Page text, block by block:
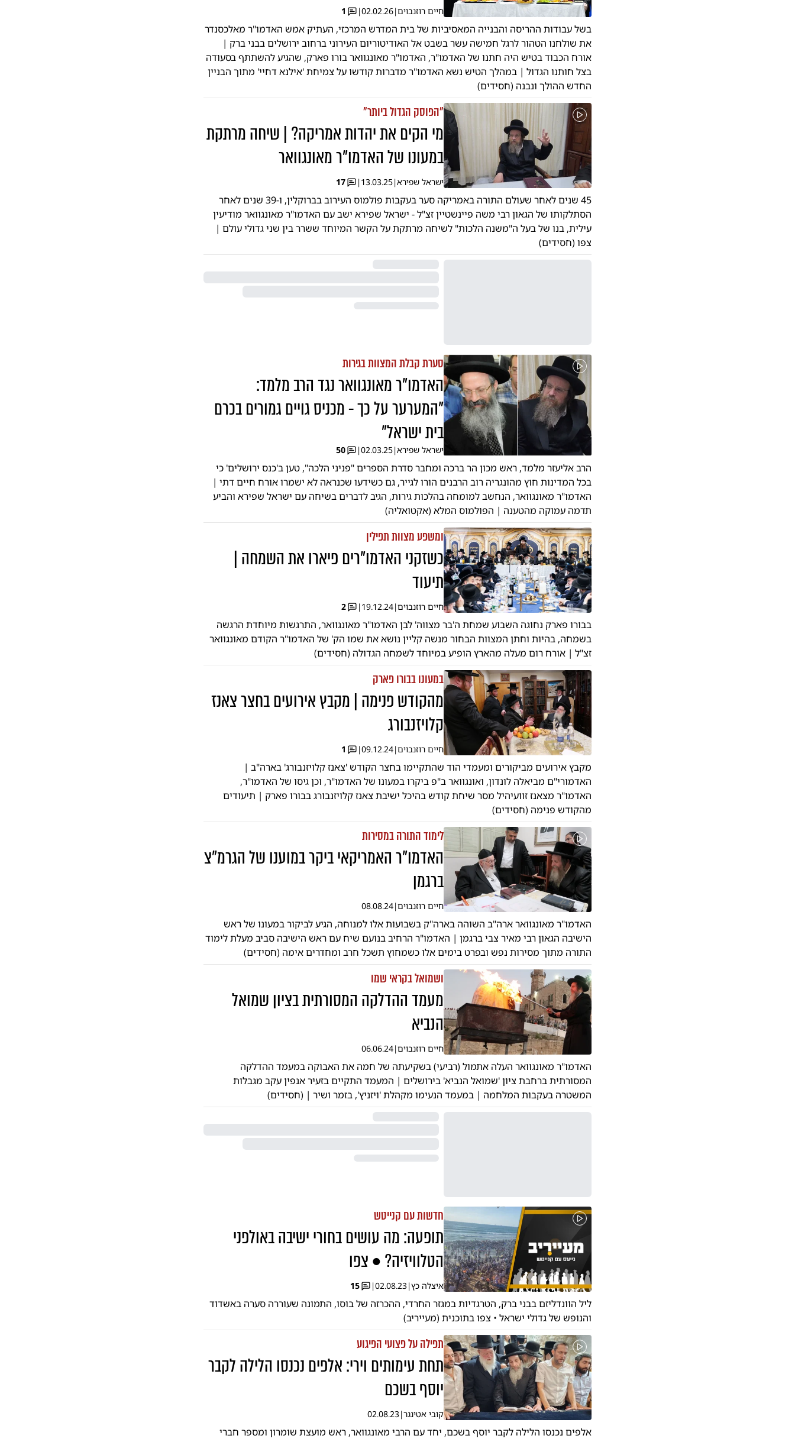
חיים רוזנבוים|
02.02.26
|
1
בשל עבודות ההריסה והבנייה המאסיביות של בית המדרש המרכזי, העתיק אמש האדמו"ר מאלכסנדר
את שולחנו הטהור לרגל חמישה עשר בשבט אל האודיטוריום העירוני ברחוב ירושלים בבני ברק |
אורח הכבוד בטיש היה חתנו של האדמו"ר, האדמו"ר מאונגוואר בורו פארק, שהגיע להשתתף בסעודה
בצל חותנו הגדול | במהלך הטיש נשא האדמו"ר מדברות קודשו על צמיחת 'אילנא דחיי' מתוך הבניין
החדש ההולך ונבנה (חסידים)
"הפוסק הגדול ביותר"
מי הקים את יהדות אמריקה? | שיחה מרתקת
במעונו של האדמו"ר מאונגוואר
ישראל שפירא|
13.03.25
|
17
45 שנים לאחר שעולם התורה באמריקה סער בעקבות פולמוס העירוב בברוקלין, ו-39 שנים לאחר
הסתלקותו של הגאון רבי משה פיינשטיין זצ"ל - ישראל שפירא ישב עם האדמו"ר מאונגוואר מודיעין
עילית, בנו של בעל ה"משנה הלכות" לשיחה מרתקת על הקשר המיוחד ששרר בין שני גדולי עולם |
צפו (חסידים)
סערת קבלת המצוות בגירות
האדמו"ר מאונגוואר נגד הרב מלמד:
"המערער על כך - מכניס גויים גמורים בכרם
בית ישראל"
ישראל שפירא|
02.03.25
|
50
הרב אליעזר מלמד, ראש מכון הר ברכה ומחבר סדרת הספרים "פניני הלכה", טען ב'כנס ירושלים' כי
בכל המדינות חוץ מהונגריה רוב הרבנים הורו לגייר, גם כשידעו שכנראה לא ישמרו אורח חיים דתי |
האדמו"ר מאונגוואר, הנחשב למומחה בהלכות גירות, הגיב לדברים בשיחה עם ישראל שפירא והביע
תדמה עמוקה מהטענה | הפולמוס המלא (אקטואליה)
ומשפע מצוות תפילין
כשזקני האדמו"רים פיארו את השמחה |
תיעוד
חיים רוזנבוים|
19.12.24
|
2
בבורו פארק נחוגה השבוע שמחת ה'בר מצווה' לבן האדמו"ר מאונגוואר, התרגשות מיוחדת הרגשה
בשמחה, בהיות וחתן המצוות הבחור מנשה קליין נושא את שמו הק' של האדמו"ר הקודם מאונגוואר
זצ"ל | אורח רום מעלה מהארץ הופיע במיוחד לשמחה הגדולה (חסידים)
במעונו בבורו פארק
מהקודש פנימה | מקבץ אירועים בחצר צאנז
קלויזנבורג
חיים רוזנבוים|
09.12.24
|
1
מקבץ אירועים מביקורים ומעמדי הוד שהתקיימו בחצר הקודש 'צאנז קלויזנבורג' בארה"ב |
האדמורי"ם מביאלה לונדון, ואונגוואר ב"פ ביקרו במעונו של האדמו"ר, וכן גיסו של האדמו"ר,
האדמו"ר מצאנז זוועיהיל מסר שיחת קודש בהיכל ישיבת צאנז קלויזנבורג בבורו פארק | תיעודים
מהקודש פנימה (חסידים)
לימוד התורה במסירות
האדמו"ר האמריקאי ביקר במוענו של הגרמ"צ
ברגמן
חיים רוזנבוים|
08.08.24
האדמו"ר מאונגוואר ארה"ב השוהה בארה"ק בשבועות אלו למנוחה, הגיע לביקור במעונו של ראש
הישיבה הגאון רבי מאיר צבי ברגמן | האדמו"ר הרחיב בנועם שיח עם ראש הישיבה סביב מעלת לימוד
התורה מתוך מסירות נפש ובפרט בימים אלו כשמחוץ תשכל חרב ומחדרים אימה (חסידים)
ושמואל בקראי שמו
מעמד ההדלקה המסורתית בציון שמואל
הנביא
חיים רוזנבוים|
06.06.24
האדמו"ר מאונגוואר העלה אתמול (רביעי) בשקיעתה של חמה את האבוקה במעמד ההדלקה
המסורתית ברחבת ציון 'שמואל הנביא' בירושלים | המעמד התקיים בזעיר אנפין עקב מגבלות
המשטרה בעקבות המלחמה | במעמד הנעימו מקהלת 'ויזניץ', בזמר ושיר | (חסידים)
חדשות עם קנייטש
תופעה: מה עושים בחורי ישיבה באולפני
הטלוויזיה? • צפו
איצלה כץ|
02.08.23
|
15
ליל הוונדליזם בבני ברק, הטרגדיות במגזר החרדי, ההכרזה של בוסו, התמונה שעוררה סערה באשדוד
והנופש של גדולי ישראל • צפו בתוכנית (מעייריב)
תפילה על פצועי הפיגוע
תחת עימותים וירי: אלפים נכנסו הלילה לקבר
יוסף בשכם
קובי אטינגר|
02.08.23
אלפים נכנסו הלילה לקבר יוסף בשכם, יחד עם הרבי מאונגוואר, ראש מועצת שומרון ומספר חברי